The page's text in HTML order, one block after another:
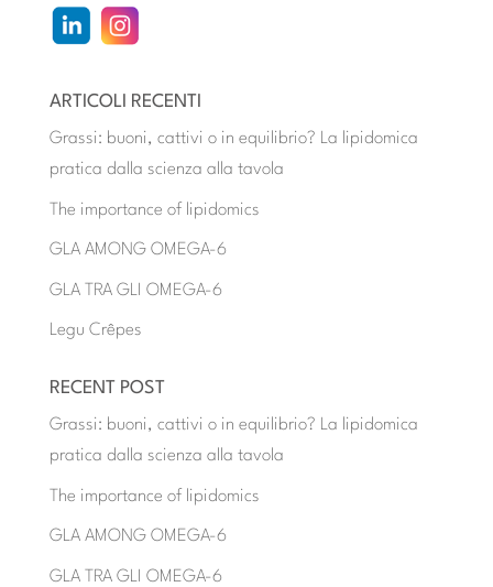
ARTICOLI RECENTI
Grassi: buoni, cattivi o in equilibrio? La lipidomica
pratica dalla scienza alla tavola
The importance of lipidomics
GLA AMONG OMEGA-6
GLA TRA GLI OMEGA-6
Legu Crêpes
RECENT POST
Grassi: buoni, cattivi o in equilibrio? La lipidomica
pratica dalla scienza alla tavola
The importance of lipidomics
GLA AMONG OMEGA-6
GLA TRA GLI OMEGA-6